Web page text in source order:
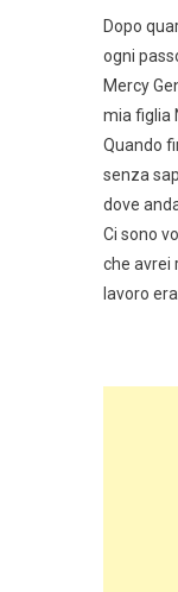
Dopo
ogni
Mercy
mia figlia
Quando
senza
dove
Ci sono
che avrei
lavoro